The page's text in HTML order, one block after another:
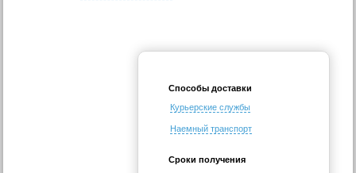
Способы доставки
Курьерские службы
Наемный транспорт
Сроки получения